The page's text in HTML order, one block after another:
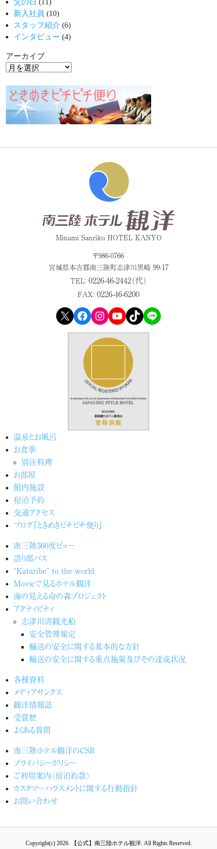
新入社員 (10)
スタッフ紹介 (6)
インタビュー (4)
アーカイブ
Minami Sanriku HOTEL KANYO
〒986-0766
宮城県本吉郡南三陸町志津川黒崎 99-17
TEL： 0226-46-2442（代）
FAX： 0226-46-6200
X Facebook Instagram YouTube TikTok LINE
温泉とお風呂
お食事
別注料理
お部屋
館内施設
宿泊予約
交通アクセス
ブログ『ときめきピチピチ便り』
南三陸360度ビュー
語り部バス
“Kataribe” to the world
Movieで見るホテル観洋
海の見える命の森プロジェクト
アクティビティ
志津川湾観光船
安全管理規定
輸送の安全に関する基本的な方針
輸送の安全に関する重点施策及びその達成状況
各種資料
メディアサンクス
観洋情報誌
受賞歴
よくある質問
南三陸ホテル観洋のCSR
プライバシーポリシー
ご利用案内（宿泊約款）
カスタマーハラスメントに関する行動指針
お問い合わせ
Copyright(c) 2026. 【公式】南三陸ホテル観洋. All Rights Reserved.